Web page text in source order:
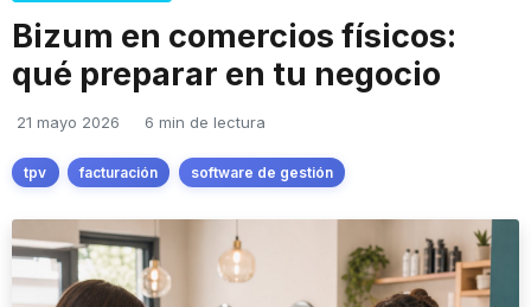
Bizum en comercios físicos:
qué preparar en tu negocio
21 mayo 2026 6 min de lectura
tpv facturación software de gestión